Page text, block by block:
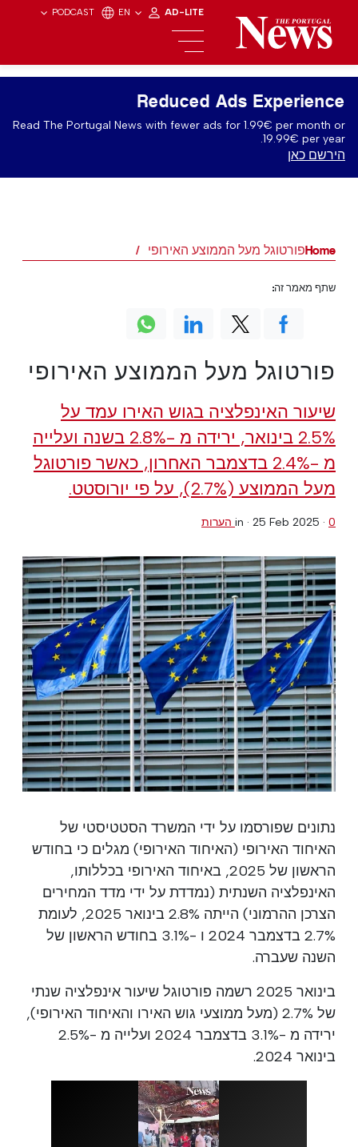
PODCAST EN AD-LITE
Reduced Ads Experience
Read The Portugal News with fewer ads for 1.99€ per month or
19.99€ per year.
הירשם כאן
Homeפורטוגל מעל הממוצע האירופי
פורטוגל מעל הממוצע האירופי
שיעור האינפלציה בגוש האירו עמד על
2.5% בינואר, ירידה מ -2.8% בשנה ועלייה
מ -2.4% בדצמבר האחרון, כאשר פורטוגל
מעל הממוצע (2.7%), על פי יורוסטט.
in · 25 Feb 2025 · 0 הערות
נתונים שפורסמו על ידי המשרד הסטטיסטי של
האיחוד האירופי (האיחוד האירופי) מגלים כי בחודש
הראשון של 2025, באיחוד האירופי בכללותו,
האינפלציה השנתית (נמדדת על ידי מדד המחירים
הצרכן ההרמוני) הייתה 2.8% בינואר 2025, לעומת
2.7% בדצמבר 2024 ו -3.1% בחודש הראשון של
השנה שעברה.
בינואר 2025 רשמה פורטוגל שיעור אינפלציה שנתי
של 2.7% (מעל ממוצעי גוש האירו והאיחוד האירופי),
ירידה מ -3.1% בדצמבר 2024 ועלייה מ -2.5%
בינואר 2024.
שתף מאמר זה: